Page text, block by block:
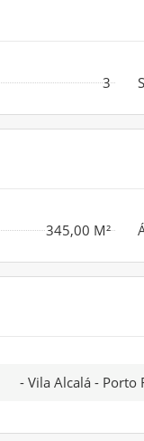
3
345,00 M²
- Vila Alcalá - Porto